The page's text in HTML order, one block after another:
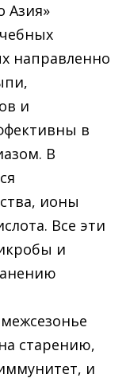
Азия»
направленно
и
в
В
ионы
Все эти
и
старению,
и